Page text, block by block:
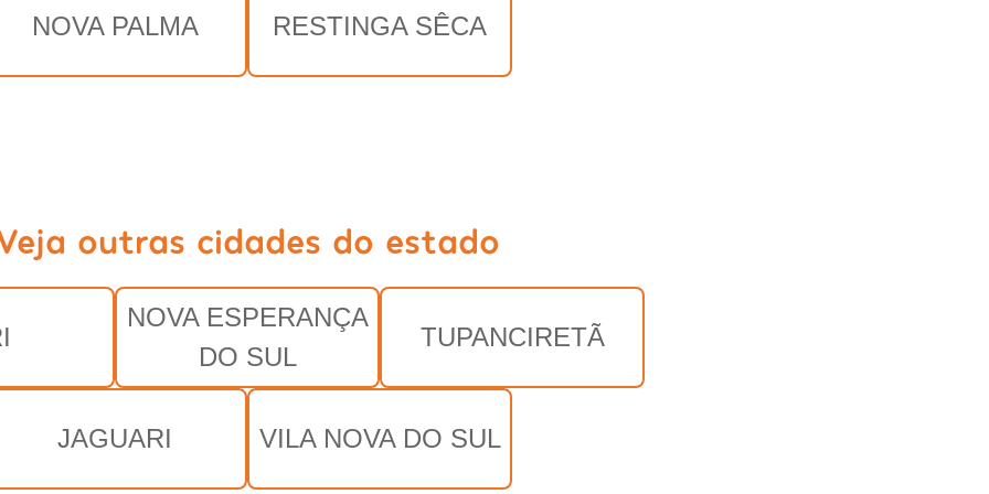
NOVA PALMA RESTINGA SÊCA
outras cidades do estado
NOVA ESPERANÇA
DO SUL
TUPANCIRETÃ
JAGUARI VILA NOVA DO SUL